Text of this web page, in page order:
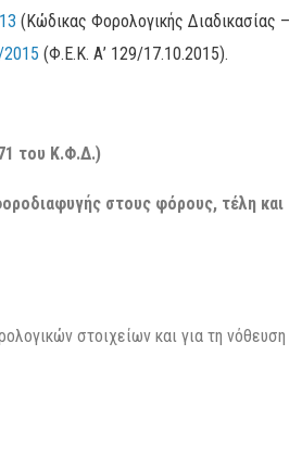
(Κώδικας Φορολογικής Διαδικασίας –
(Φ.Ε.Κ. Α’ 129/17.10.2015).
του Κ.Φ.Δ.)
στους φόρους, τέλη και
στοιχείων και για τη νόθευση